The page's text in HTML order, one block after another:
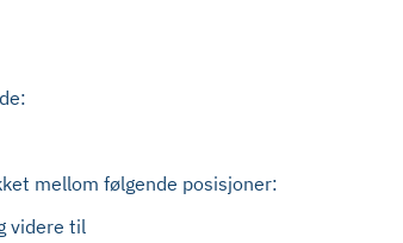
mellom følgende posisjoner:
videre til